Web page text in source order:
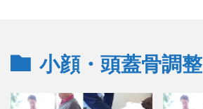
小顔・頭蓋骨調整